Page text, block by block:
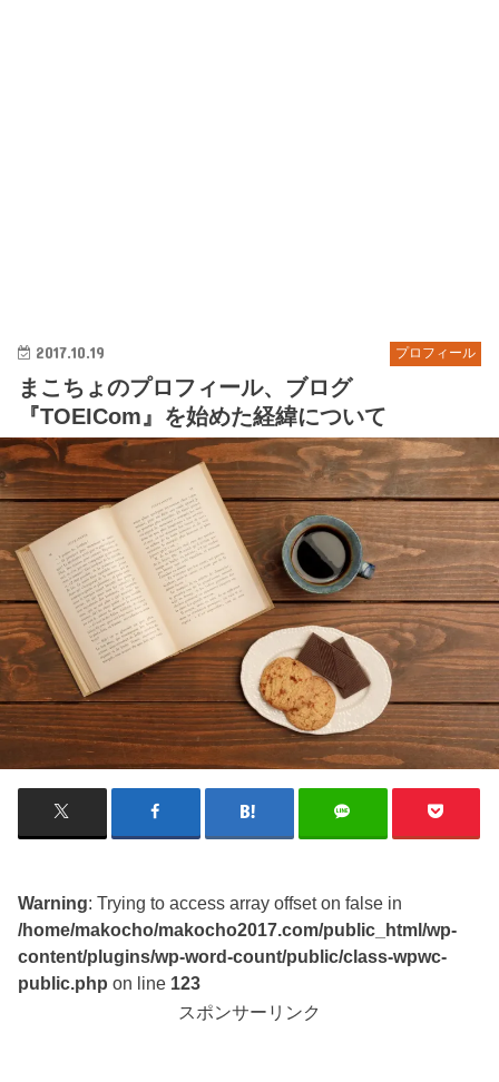
プロフィール
2017.10.19
まこちょのプロフィール、ブログ
『TOEICom』を始めた経緯について
Warning: Trying to access array offset on false in
/home/makocho/makocho2017.com/public_html/wp-
content/plugins/wp-word-count/public/class-wpwc-
public.php on line 123
スポンサーリンク